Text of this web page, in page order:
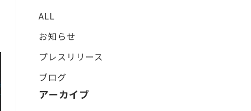
ALL
お知らせ
プレスリリース
ブログ
アーカイブ